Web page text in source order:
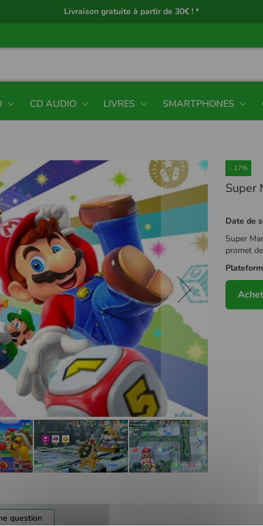
Livraison gratuite à partir de 30€ ! *
CD AUDIO LIVRES SMARTPHONES
- 17%
Super
Date de
Super
promet
question